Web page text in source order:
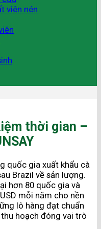
viên nén
thời gian –
quốc gia xuất khẩu cà
Brazil về sản lượng.
hơn 80 quốc gia và
mỗi năm cho nền
lô hàng đạt chuẩn
hoạch đóng vai trò